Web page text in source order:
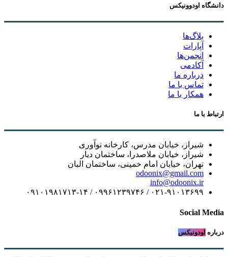
دانشگاه اودوونیکس
بلاگ‌ها
آپارات
انجمن‌ها
آکادمی
درباره ما
تماس با ما
همکار با ما
ارتباط با ما
شیراز، خیابان مدرس، کارخانه نوآوری
شیراز، خیابان ملاصدرا، ساختمان دیار
تهران، خیابان امام خمینی، ساختمان البان
odoonix@gmail.com
info@odoonix.ir
۰۲۱-۹۱۰۱۳۶۹۹ / ۰۹۹۶۱۲۳۹۷۴۶ / ۰۹۱۰۱۹۸۱۷۱۳-۱۴
Social Media
درباره اودونیکس